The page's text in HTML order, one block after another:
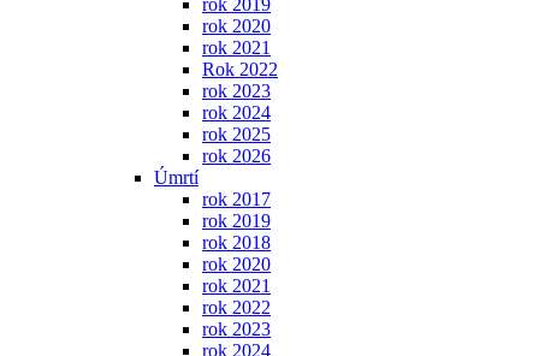
rok 2019
rok 2020
rok 2021
Rok 2022
rok 2023
rok 2024
rok 2025
rok 2026
Úmrtí
rok 2017
rok 2019
rok 2018
rok 2020
rok 2021
rok 2022
rok 2023
rok 2024